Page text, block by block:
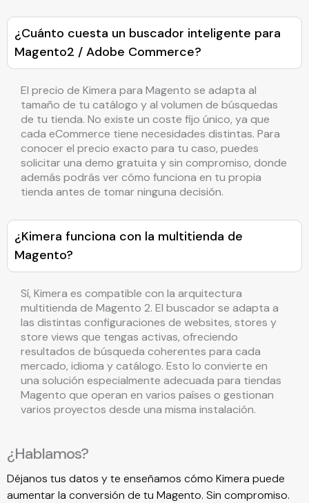
¿Cuánto cuesta un buscador inteligente para
Magento2 / Adobe Commerce?
El precio de Kimera para Magento se adapta al
tamaño de tu catálogo y al volumen de búsquedas
de tu tienda. No existe un coste fijo único, ya que
cada eCommerce tiene necesidades distintas. Para
conocer el precio exacto para tu caso, puedes
solicitar una demo gratuita y sin compromiso, donde
además podrás ver cómo funciona en tu propia
tienda antes de tomar ninguna decisión.
¿Kimera funciona con la multitienda de
Magento?
Sí, Kimera es compatible con la arquitectura
multitienda de Magento 2. El buscador se adapta a
las distintas configuraciones de websites, stores y
store views que tengas activas, ofreciendo
resultados de búsqueda coherentes para cada
mercado, idioma y catálogo. Esto lo convierte en
una solución especialmente adecuada para tiendas
Magento que operan en varios países o gestionan
varios proyectos desde una misma instalación.
¿Hablamos?
Déjanos tus datos y te enseñamos cómo Kimera puede
aumentar la conversión de tu Magento. Sin compromiso.